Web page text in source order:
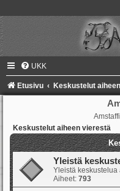
UKK
Etusivu Keskustelut
Keskustelut aiheen vierestä
Yleistä
Yleistä
Aiheet: 793